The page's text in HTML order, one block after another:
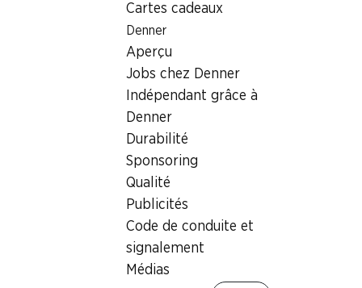
Cartes cadeaux
Denner
Aperçu
Jobs chez Denner
Indépendant grâce à
Denner
Durabilité
Sponsoring
Qualité
Publicités
Code de conduite et
signalement
Médias
postale / M-Card